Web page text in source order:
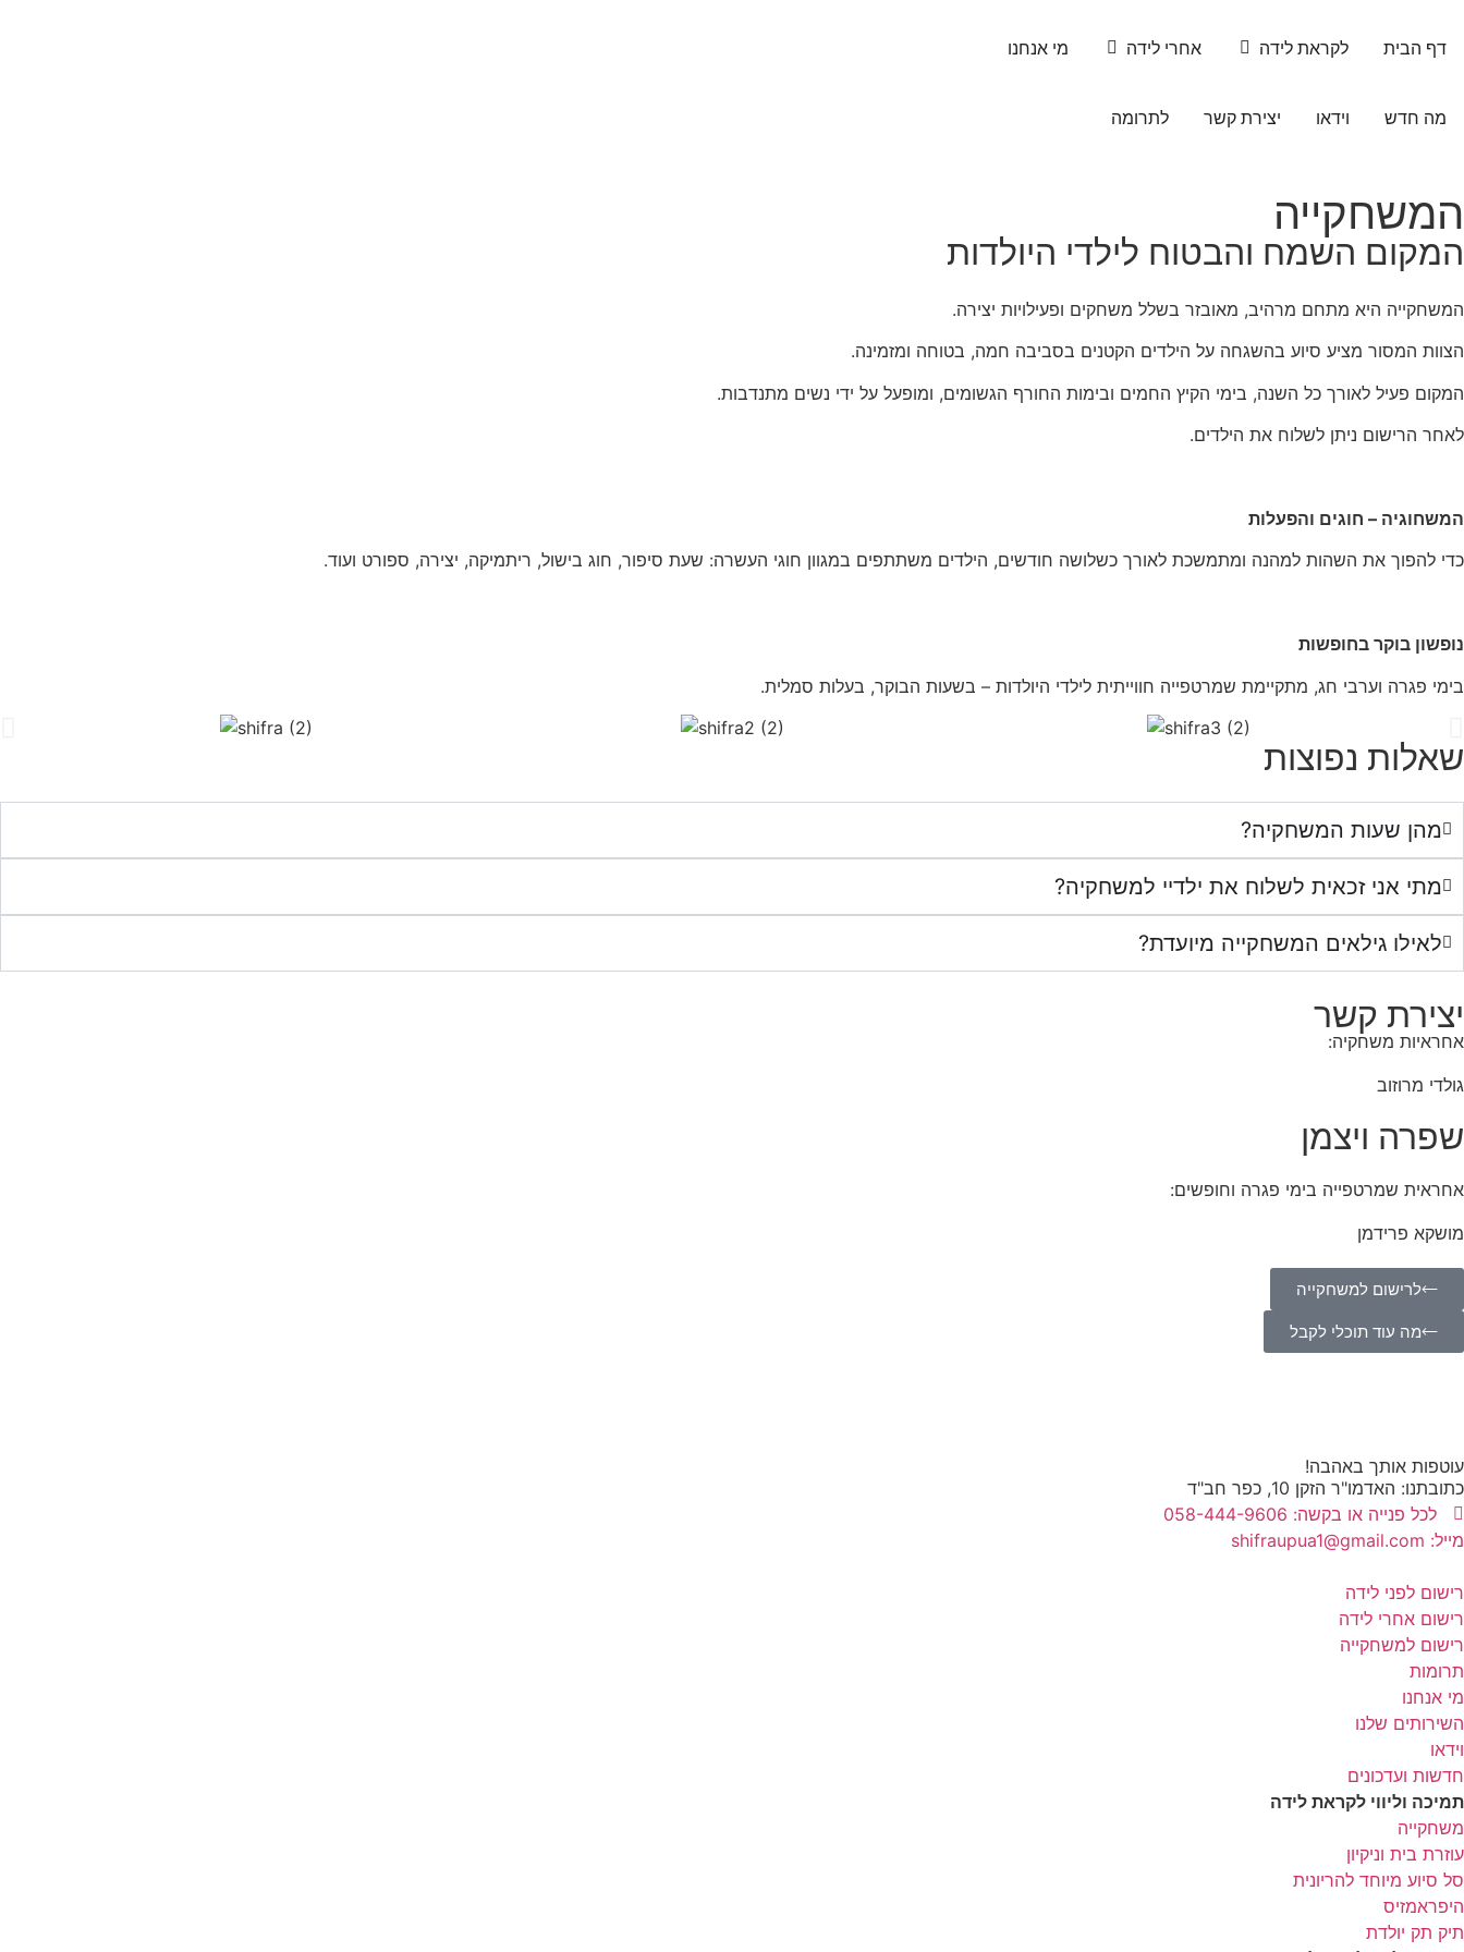
דף הבית לקראת לידה אחרי לידה מי אנחנו
מה חדש וידאו יצירת קשר לתרומה
המשחקייה
המקום השמח והבטוח לילדי היולדות
המשחקייה היא מתחם מרהיב, מאובזר בשלל משחקים ופעילויות יצירה.
הצוות המסור מציע סיוע בהשגחה על הילדים הקטנים בסביבה חמה, בטוחה ומזמינה.
המקום פעיל לאורך כל השנה, בימי הקיץ החמים ובימות החורף הגשומים, ומופעל על ידי נשים מתנדבות.
לאחר הרישום ניתן לשלוח את הילדים.
המשחוגיה – חוגים והפעלות
כדי להפוך את השהות למהנה ומתמשכת לאורך כשלושה חודשים, הילדים משתתפים במגוון חוגי העשרה: שעת סיפור, חוג בישול, ריתמיקה, יצירה, ספורט ועוד.
נופשון בוקר בחופשות
בימי פגרה וערבי חג, מתקיימת שמרטפייה חווייתית לילדי היולדות – בשעות הבוקר, בעלות סמלית.
שאלות נפוצות
מהן שעות המשחקיה?
מתי אני זכאית לשלוח את ילדיי למשחקיה?
לאילו גילאים המשחקייה מיועדת?
יצירת קשר
אחראיות משחקיה:
גולדי מרוזוב
שפרה ויצמן
אחראית שמרטפייה בימי פגרה וחופשים:
מושקא פרידמן
לרישום למשחקייה
מה עוד תוכלי לקבל
עוטפות אותך באהבה!
כתובתנו: האדמו"ר הזקן 10, כפר חב"ד
לכל פנייה או בקשה: 058-444-9606
מייל: shifraupua1@gmail.com
רישום לפני לידה
רישום אחרי לידה
רישום למשחקייה
תרומות
מי אנחנו
השירותים שלנו
וידאו
חדשות ועדכונים
תמיכה וליווי לקראת לידה
משחקייה
עוזרת בית וניקיון
סל סיוע מיוחד להריונית
היפראמזיס
תיק תק יולדת